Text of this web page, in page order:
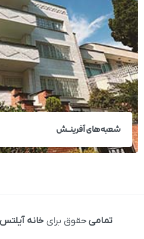
شعبه‌های آفرینــش
تمامیحقوق برای خانه